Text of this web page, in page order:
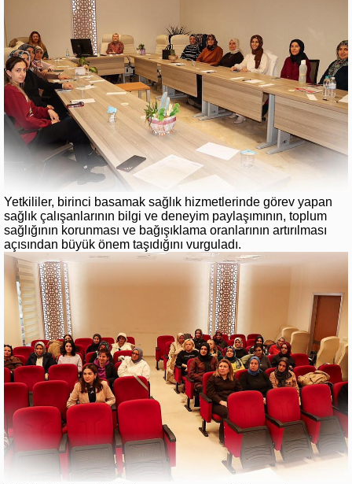
Yetkililer, birinci basamak sağlık hizmetlerinde görev yapan
sağlık çalışanlarının bilgi ve deneyim paylaşımının, toplum
sağlığının korunması ve bağışıklama oranlarının artırılması
açısından büyük önem taşıdığını vurguladı.